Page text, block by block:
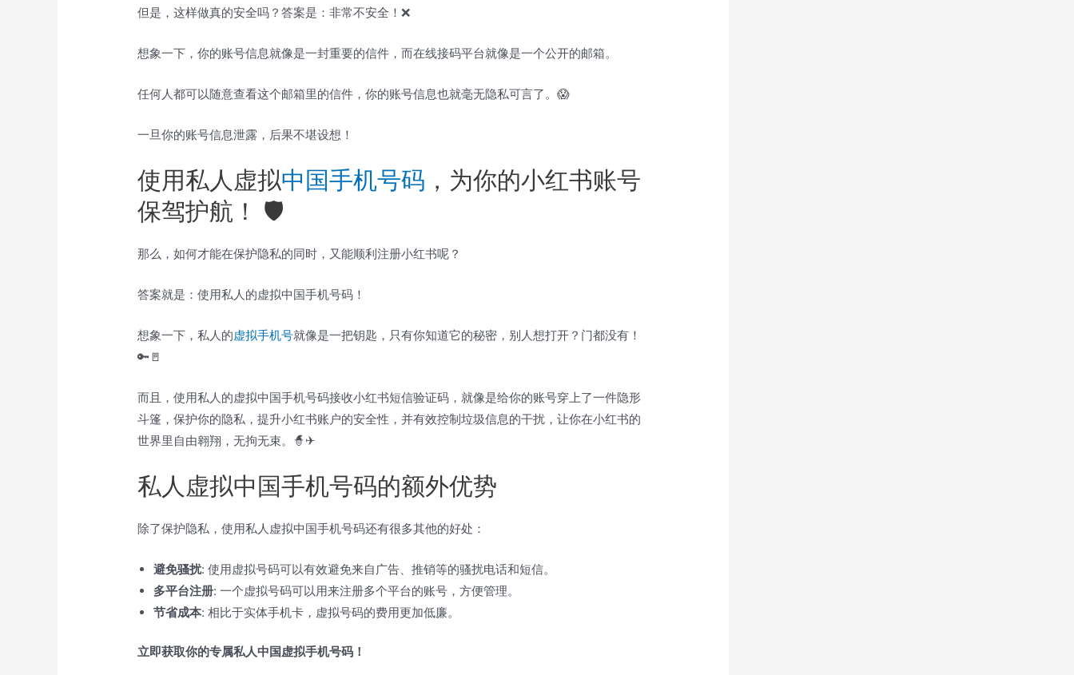
但是，这样做真的安全吗？答案是：非常不安全！❌
想象一下，你的账号信息就像是一封重要的信件，而在线接码平台就像是一个公开的邮箱。
任何人都可以随意查看这个邮箱里的信件，你的账号信息也就毫无隐私可言了。😱
一旦你的账号信息泄露，后果不堪设想！
使用私人虚拟中国手机号码 ，为你的小红书账号
保驾护航！ 🛡️
那么，如何才能在保护隐私的同时，又能顺利注册小红书呢？
答案就是：使用私人的虚拟中国手机号码！
想象一下，私人的虚拟手机号就像是一把钥匙，只有你知道它的秘密，别人想打开？门都没有！
🔑🚪
而且，使用私人的虚拟中国手机号码接收小红书短信验证码，就像是给你的账号穿上了一件隐形
斗篷，保护你的隐私，提升小红书账户的安全性，并有效控制垃圾信息的干扰，让你在小红书的
世界里自由翱翔，无拘无束。🧙️✈
私人虚拟中国手机号码的额外优势
除了保护隐私，使用私人虚拟中国手机号码还有很多其他的好处：
避免骚扰: 使用虚拟号码可以有效避免来自广告、推销等的骚扰电话和短信。
多平台注册: 一个虚拟号码可以用来注册多个平台的账号，方便管理。
节省成本: 相比于实体手机卡，虚拟号码的费用更加低廉。
立即获取你的专属私人中国虚拟手机号码！